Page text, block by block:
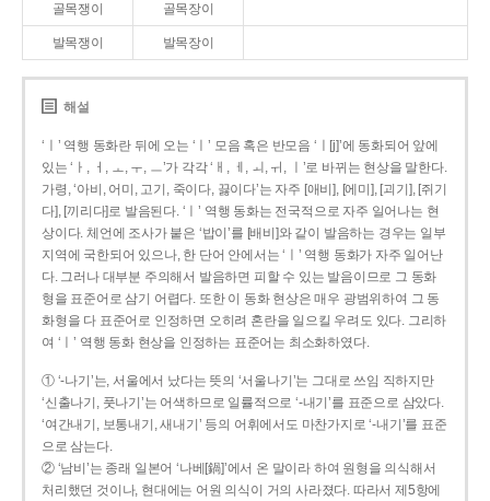
골목쟁이 골목장이
발목쟁이 발목장이
해설
‘ㅣ’ 역행 동화란 뒤에 오는 ‘ㅣ’ 모음 혹은 반모음 ‘ㅣ[j]’에 동화되어 앞에
있는 ‘ㅏ, ㅓ, ㅗ, ㅜ, ㅡ’가 각각 ‘ㅐ, ㅔ, ㅚ, ㅟ, ㅣ’로 바뀌는 현상을 말한다.
가령, ‘아비, 어미, 고기, 죽이다, 끓이다’는 자주 [애비], [에미], [괴기], [쥐기
다], [끼리다]로 발음된다. ‘ㅣ’ 역행 동화는 전국적으로 자주 일어나는 현
상이다. 체언에 조사가 붙은 ‘밥이’를 [배비]와 같이 발음하는 경우는 일부
지역에 국한되어 있으나, 한 단어 안에서는 ‘ㅣ’ 역행 동화가 자주 일어난
다. 그러나 대부분 주의해서 발음하면 피할 수 있는 발음이므로 그 동화
형을 표준어로 삼기 어렵다. 또한 이 동화 현상은 매우 광범위하여 그 동
화형을 다 표준어로 인정하면 오히려 혼란을 일으킬 우려도 있다. 그리하
여 ‘ㅣ’ 역행 동화 현상을 인정하는 표준어는 최소화하였다.
① ‘-나기’는, 서울에서 났다는 뜻의 ‘서울나기’는 그대로 쓰임 직하지만
‘신출나기, 풋나기’는 어색하므로 일률적으로 ‘-내기’를 표준으로 삼았다.
‘여간내기, 보통내기, 새내기’ 등의 어휘에서도 마찬가지로 ‘-내기’를 표준
으로 삼는다.
② ‘남비’는 종래 일본어 ‘나베[鍋]’에서 온 말이라 하여 원형을 의식해서
처리했던 것이나, 현대에는 어원 의식이 거의 사라졌다. 따라서 제5항에